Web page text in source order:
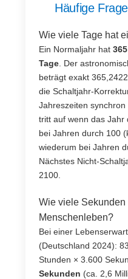
Häufige
Wie viele Tage hat
Ein Normaljahr hat
Tage . Der
beträgt exakt
die Schaltjahr-
Jahreszeiten
tritt auf wenn das
bei Jahren durch 100
wiederum bei Jahren
Nächstes Nicht-
2100.
Wie viele Sekunden
Menschenleben?
Bei einer
(Deutschland 2024):
Stunden × 3.600
Sekunden (ca. 2,6